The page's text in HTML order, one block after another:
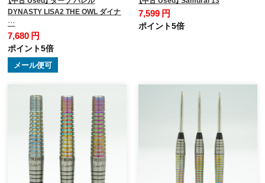
DYNASTY LISA2 THE OWL ダイナ
…
7,680 円
ポイント5倍
メール便可
7,599 円
ポイント5倍